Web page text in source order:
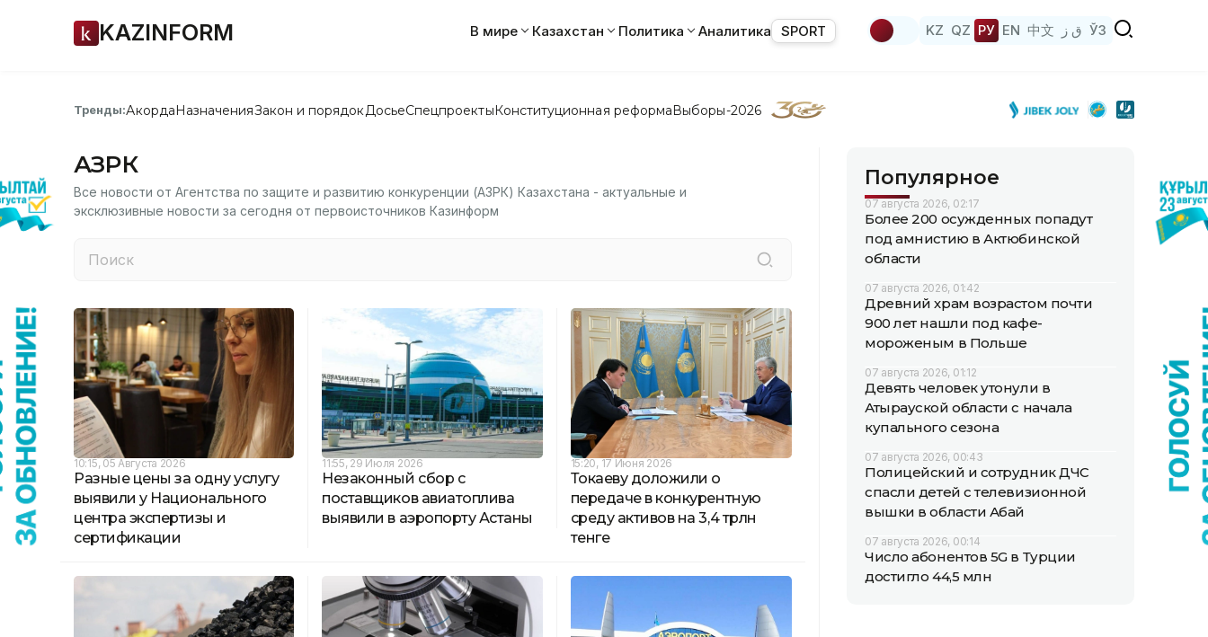
KAZINFORM В мире Казахстан Политика Аналитика SPORT KZ QZ РУ EN 中文 ق ز ЎЗ
Тренды:АкордаНазначенияЗакон и порядок ДосьеСпецпроектыКонституционная реформаВыборы-2026
АЗРК
Все новости от Агентства по защите и развитию конкуренции (АЗРК) Казахстана - актуальные и
эксклюзивные новости за сегодня от первоисточников Казинформ
10:15, 05 Августа 2026
Разные цены за одну услугу
выявили у Национального
центра экспертизы и
сертификации
11:55, 29 Июля 2026
Незаконный сбор с
поставщиков авиатоплива
выявили в аэропорту Астаны
15:20, 17 Июня 2026
Токаеву доложили о
передаче в конкурентную
среду активов на 3,4 трлн
тенге
Популярное
07 августа 2026, 02:17
Более 200 осужденных попадут
под амнистию в Актюбинской
области
07 августа 2026, 01:42
Древний храм возрастом почти
900 лет нашли под кафе-
мороженым в Польше
07 августа 2026, 01:12
Девять человек утонули в
Атырауской области с начала
купального сезона
07 августа 2026, 00:43
Полицейский и сотрудник ДЧС
спасли детей с телевизионной
вышки в области Абай
07 августа 2026, 00:14
Число абонентов 5G в Турции
достигло 44,5 млн